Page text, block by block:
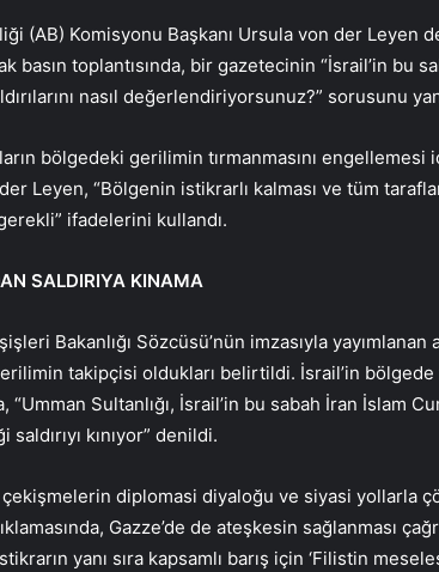
(AB) Komisyonu Başkanı Ursula von der Leyen
basın toplantısında, bir gazetecinin “İsrail’in bu
nasıl değerlendiriyorsunuz?” sorusunu
bölgedeki gerilimin tırmanmasını engellemesi
Leyen, “Bölgenin istikrarlı kalması ve tüm
ifadelerini kullandı.
SALDIRIYA KINAMA
Bakanlığı Sözcüsü’nün imzasıyla
takipçisi oldukları belirtildi. İsrail’in bölgede
“Umman Sultanlığı, İsrail’in bu sabah İran İslam
kınıyor” denildi.
diplomasi diyaloğu ve siyasi yollarla
Gazze’de de ateşkesin sağlanması
yanı sıra kapsamlı barış için ‘Filistin